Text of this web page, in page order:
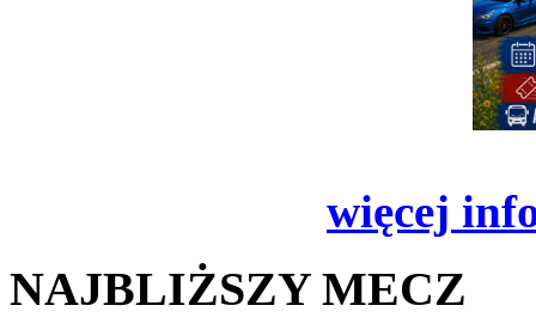
więcej
NAJBLIŻSZY MECZ